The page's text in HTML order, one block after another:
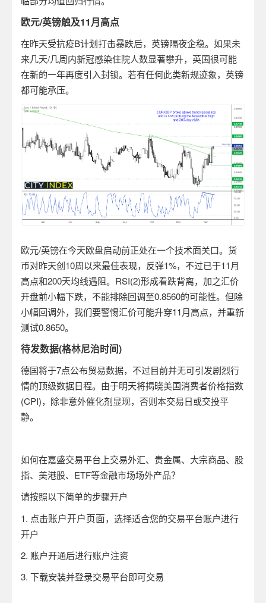
欧元/英镑触及11月高点
在昨天受抗疫B计划打击暴跌后，英镑隔夜企稳。如果未
来几天/几周内新冠感染住院人数显著攀升，英国很可能
在新的一年再度引入封锁。若有任何此类新规迹象，英镑
都可能承压。
欧元/英镑在今天欧盘启动前正处在一个技术面关口。货
币对昨天创10周以来最佳表现，反弹1%，不过已于11月
高点和200天均线遇阻。RSI(2)形成看跌背离，加之汇价
开盘前小幅下跌，不能排除回调至0.8560的可能性。但除
小幅回调外，我们要警惕汇价可能升穿11月高点，并重新
测试0.8650。
待发数据(格林尼治时间)
德国将于7点公布贸易数据，不过目前并无可引发剧烈行
情的顶级数据日程。由于明天将揭晓美国消费者价格指数
(CPI)，除非意外催化剂显现，否则本交易日或交投平
静。
如何在嘉盛交易平台上交易外汇、贵金属、大宗商品、股
指、美港股、ETF等金融市场场外产品？
请按照以下简单的步骤开户
1. 点击账户开户页面，选择适合您的交易平台账户进行
开户
2. 账户开通后进行账户注资
3. 下载安装并登录交易平台即可交易